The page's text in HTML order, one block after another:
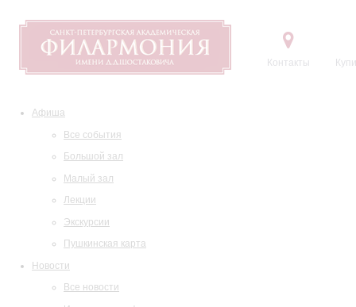
Контакты
Афиша
Все события
Большой зал
Малый зал
Лекции
Экскурсии
Пушкинская карта
Новости
Все новости